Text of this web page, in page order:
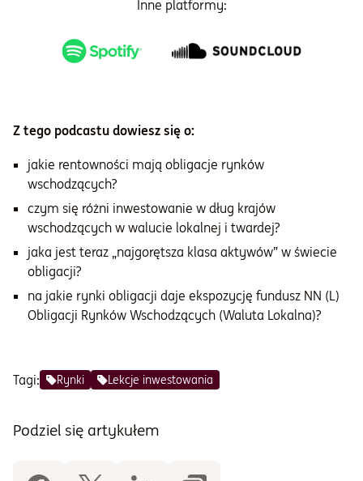
Inne platformy:
Z tego podcastu dowiesz się o:
jakie rentowności mają obligacje rynków
wschodzących?
czym się różni inwestowanie w dług krajów
wschodzących w walucie lokalnej i twardej?
jaka jest teraz „najgorętsza klasa aktywów” w świecie
obligacji?
na jakie rynki obligacji daje ekspozycję fundusz NN (L)
Obligacji Rynków Wschodzących (Waluta Lokalna)?
Tagi: Rynki Lekcje inwestowania
Podziel się artykułem